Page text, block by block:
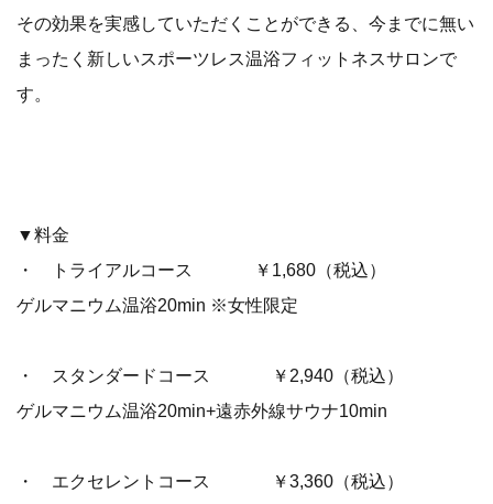
その効果を実感していただくことができる、今までに無い
まったく新しいスポーツレス温浴フィットネスサロンで
す。
▼料金
・ トライアルコース ￥1,680（税込）
ゲルマニウム温浴20min ※女性限定
・ スタンダードコース ￥2,940（税込）
ゲルマニウム温浴20min+遠赤外線サウナ10min
・ エクセレントコース ￥3,360（税込）